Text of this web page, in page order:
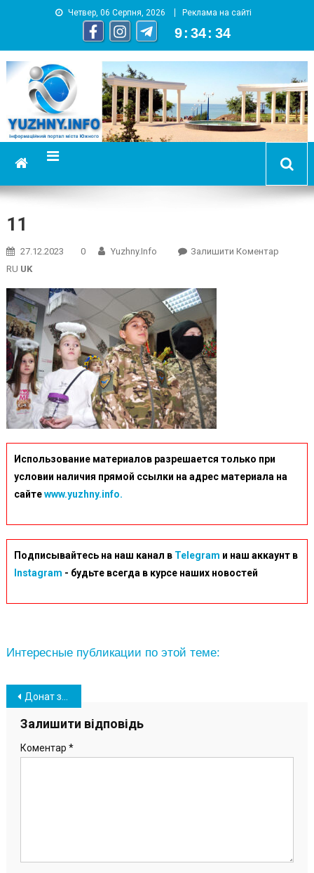
Четвер, 06 Серпня, 2026 Реклама на сайті
9 : 34 : 35
YUZHNY.INFO
информационный портал города Южный
11
27.12.2023 0 Yuzhny.info Залишити КоментарOn
RU UK
Использование материалов разрешается только при
условии наличия прямой ссылки на адрес материала на
сайтеwww.yuzhny.info.
Подписывайтесь на наш канал в Telegram и наш аккаунт в
Instagram - будьте всегда в курсе наших новостей
Интересные публикации по этой теме:
Навігація
записів
Донат за колядку: в музей Южного завітав Різдвяний вертеп (фото)
Залишити відповідь
Коментар *